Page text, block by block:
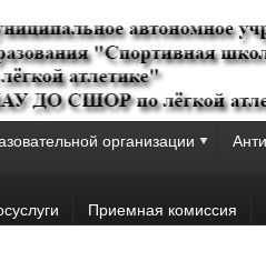
организации
Приемная комиссия